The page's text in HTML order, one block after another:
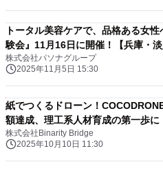
トータル美容ケアで、品格ある女
験会』11月16日に開催！【兵庫・
株式会社パソナグループ
2025年11月5日 15:30
紙でつくるドローン！
額達成、理工系人材育成の第一歩に
株式会社Binarity Bridge
2025年10月10日 11:30